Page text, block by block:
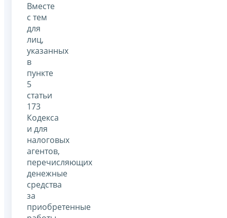
Вместе
с тем
для
лиц,
указанных
в
пункте
5
статьи
173
Кодекса
и для
налоговых
агентов,
перечисляющих
денежные
средства
за
приобретенные